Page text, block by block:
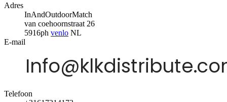
Adres
InAndOutdoorMatch
van coehoornstraat 26
5916ph venlo NL
E-mail
Telefoon